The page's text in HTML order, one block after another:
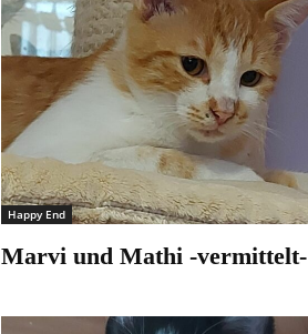
Happy End
Marvi und Mathi -vermittelt-